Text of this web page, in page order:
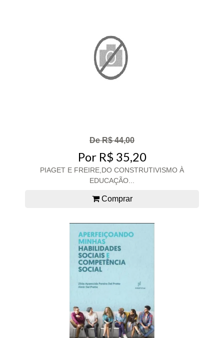
De R$ 44,00
Por R$ 35,20
PIAGET E FREIRE,DO CONSTRUTIVISMO À
EDUCAÇÃO...
Comprar